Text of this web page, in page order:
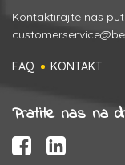
Kontaktirajte nas
FAQ KONTAKT
Pratite nas na